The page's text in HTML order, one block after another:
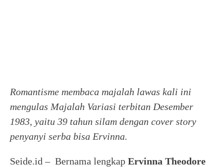
Romantisme membaca majalah lawas kali ini
mengulas Majalah Variasi terbitan Desember
1983, yaitu 39 tahun silam dengan cover story
penyanyi serba bisa Ervinna.
Seide.id – Bernama lengkap Ervinna Theodore